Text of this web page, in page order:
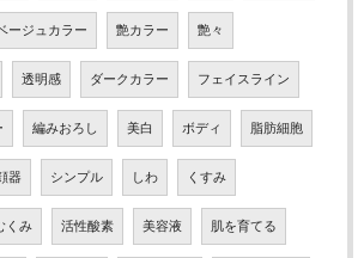
ージュカラー 艶カラー 艶々
透明感 ダークカラー フェイスライン
編みおろし 美白 ボディ 脂肪細胞
器 シンプル しわ くすみ
くみ 活性酸素 美容液 肌を育てる